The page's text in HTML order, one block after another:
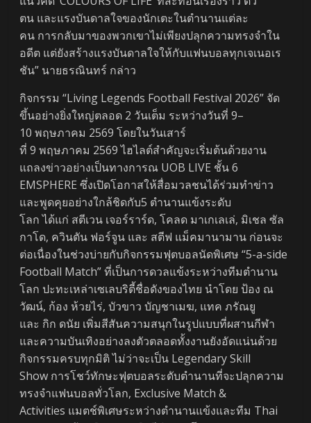
ตน และแรงบันดาลใจของนักเตะในตำนานแต่ละ
คน การกลับมาของพวกเขาไม่เพียงปลุกความทรงจำใน
อดีต แต่ยังสร้างแรงบันดาลใจให้กับแฟนบอลทุกเจเนอเร
ชัน” นายธรณินทร์ กล่าว
กิจกรรม “Living Legends Football Festival 2026” จัด
ขึ้นอย่างยิ่งใหญ่ตลอด 2 วันเต็ม ระหว่างวันที่ 9–
10 พฤษภาคม 2569 โดยในวันเสาร์
ที่ 9 พฤษภาคม 2569 ไฮไลต์สำคัญจะเริ่มต้นด้วยงาน
แถลงข่าวอย่างเป็นทางการณ UOB LIVE ชั้น 6
EMSPHERE ซึ่งเปิดโอกาสให้สื่อมวลชนได้ร่วมทำข่าว
และพูดคุยอย่างใกล้ชิดกับ5 ตำนานแข้งระดับ
โลก ได้แก่ สตีเวน เจอร์ราร์ด, โคลด มาเกเลเล่, มิเชล ซัล
กาโด, ควินตัน ฟอร์จูน และ สตีฟ แม็คมานามาน ก่อนจะ
ต่อเนื่องในช่วงบ่ายกับกิจกรรมฟุตบอลนัดพิเศษ “5-a-side
Football Match” ที่เป็นการดวลแข้งระหว่างทีมตำนาน
โลก ปะทะเหล่าเซเลบริตี้ชื่อดังของไทย นำโดย ป้อง ณ
วัฒน์, ก้อง ห้วยไร่, บัวขาว บัญชาเมฆ, แทค ภรัณยู
และ กิก ดนัย เพิ่มสีสันความสนุกในรูปแบบที่ผสานกีฬา
และความบันเทิงอย่างลงตัวตลอดทั้งงานยังอัดแน่นด้วย
กิจกรรมครบทุกมิติ ไม่ว่าจะเป็น Legendary Skill
Show การโชว์ทักษะฟุตบอลระดับตำนานที่จะปลุกความ
ทรงจำแฟนบอลทั่วโลก, Exclusive Match &
Activities แมตช์พิเศษระหว่างตำนานแข้งและทีม Thai